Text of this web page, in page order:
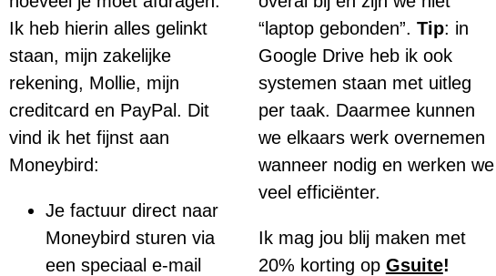
Ik heb hierin alles gelinkt
staan, mijn zakelijke
rekening, Mollie, mijn
creditcard en PayPal. Dit
vind ik het fijnst aan
Moneybird:
Je factuur direct naar
Moneybird sturen via
een speciaal e-mail
“laptop gebonden”. Tip: in
Google Drive heb ik ook
systemen staan met uitleg
per taak. Daarmee kunnen
we elkaars werk overnemen
wanneer nodig en werken we
veel efficiënter.
Ik mag jou blij maken met
20% korting op Gsuite!